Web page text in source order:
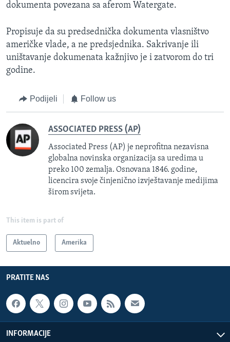
dokumenta povezana sa aferom Watergate.
Propisuje da su predsednička dokumenta vlasništvo
američke vlade, a ne predsjednika. Sakrivanje ili
uništavanje dokumenata kažnjivo je i zatvorom do tri
godine.
Podijeli Follow us
ASSOCIATED PRESS (AP)
Associated Press (AP) je neprofitna nezavisna
globalna novinska organizacija sa uredima u
preko 100 zemalja. Osnovana 1846. godine,
licencira svoje činjenično izvještavanje medijima
širom svijeta.
This item is part of
Aktuelno Amerika
PRATITE NAS
INFORMACIJE